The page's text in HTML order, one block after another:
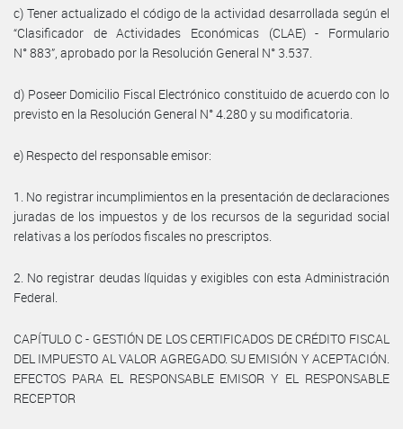
c) Tener actualizado el código de la actividad desarrollada según el
“Clasificador de Actividades Económicas (CLAE) - Formulario
N° 883”, aprobado por la Resolución General N° 3.537.
d) Poseer Domicilio Fiscal Electrónico constituido de acuerdo con lo
previsto en la Resolución General N° 4.280 y su modificatoria.
e) Respecto del responsable emisor:
1. No registrar incumplimientos en la presentación de declaraciones
juradas de los impuestos y de los recursos de la seguridad social
relativas a los períodos fiscales no prescriptos.
2. No registrar deudas líquidas y exigibles con esta Administración
Federal.
CAPÍTULO C - GESTIÓN DE LOS CERTIFICADOS DE CRÉDITO FISCAL
DEL IMPUESTO AL VALOR AGREGADO. SU EMISIÓN Y ACEPTACIÓN.
EFECTOS PARA EL RESPONSABLE EMISOR Y EL RESPONSABLE
RECEPTOR